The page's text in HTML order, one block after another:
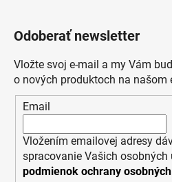
Odoberať newsletter
Vložte svoj e-mail a my Vám
o nových produktoch na našom
Email
Vložením emailovej adresy
spracovanie Vašich osobných
podmienok ochrany